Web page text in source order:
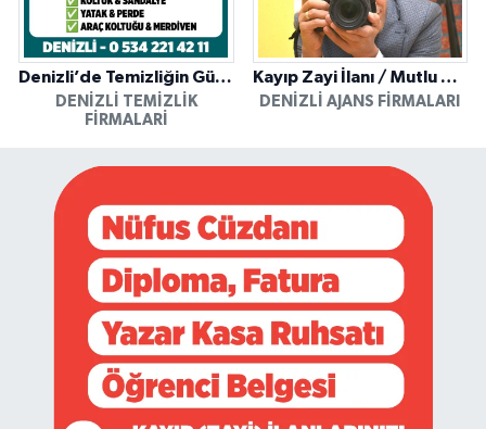
Denizli’de Temizliğin Güvenilir Adresi: Özkan Yerinde Yıkama
DENIZLI TEMIZLIK
FIRMALARI
Kayıp Zayi İlanı / Mutlu Ajans / Denizli
DENIZLI AJANS FIRMALARI